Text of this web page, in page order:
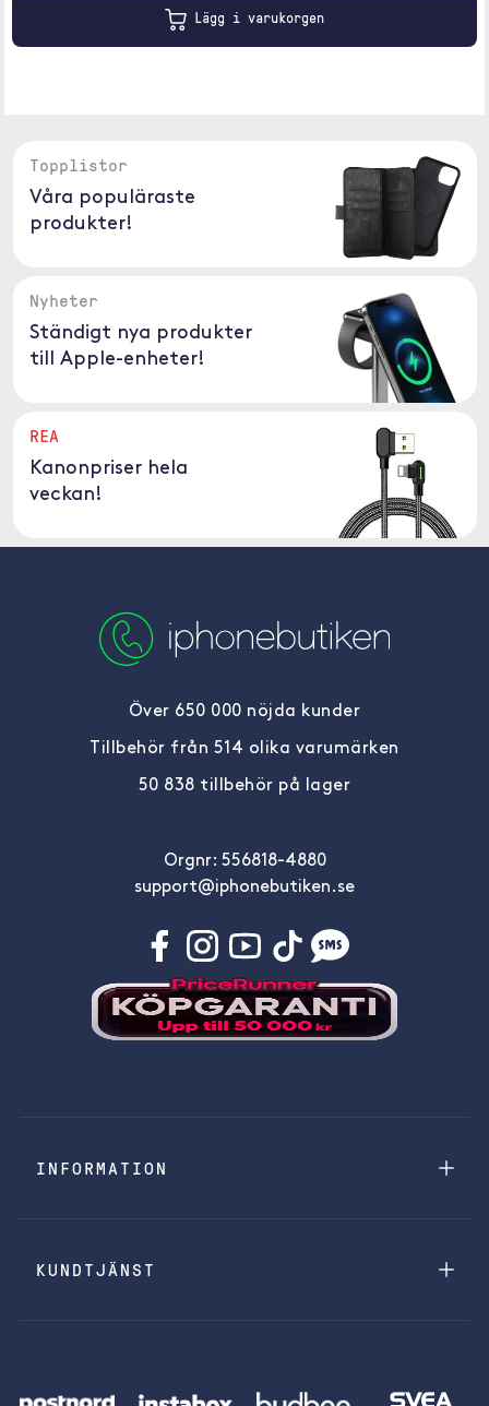
Lägg i varukorgen
Topplistor
Våra populäraste
produkter!
Nyheter
Ständigt nya produkter
till Apple-enheter!
REA
Kanonpriser hela
veckan!
Över 650 000 nöjda kunder
Tillbehör från 514 olika varumärken
50 838 tillbehör på lager
Orgnr: 556818-4880
support@iphonebutiken.se
INFORMATION
KUNDTJÄNST